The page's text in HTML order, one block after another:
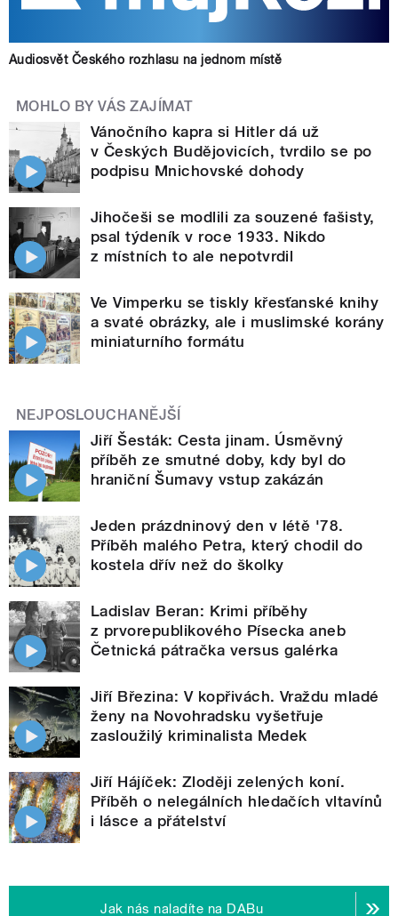
Audiosvět Českého rozhlasu na jednom místě
MOHLO BY VÁS ZAJÍMAT
Vánočního kapra si Hitler dá už
v Českých Budějovicích, tvrdilo se po
podpisu Mnichovské dohody
Jihočeši se modlili za souzené fašisty,
psal týdeník v roce 1933. Nikdo
z místních to ale nepotvrdil
Ve Vimperku se tiskly křesťanské knihy
a svaté obrázky, ale i muslimské korány
miniaturního formátu
NEJPOSLOUCHANĚJŠÍ
Jiří Šesták: Cesta jinam. Úsměvný
příběh ze smutné doby, kdy byl do
hraniční Šumavy vstup zakázán
Jeden prázdninový den v létě '78.
Příběh malého Petra, který chodil do
kostela dřív než do školky
Ladislav Beran: Krimi příběhy
z prvorepublikového Písecka aneb
Četnická pátračka versus galérka
Jiří Březina: V kopřivách. Vraždu mladé
ženy na Novohradsku vyšetřuje
zasloužilý kriminalista Medek
Jiří Hájíček: Zloději zelených koní.
Příběh o nelegálních hledačích vltavínů
i lásce a přátelství
Jak nás naladíte na DABu